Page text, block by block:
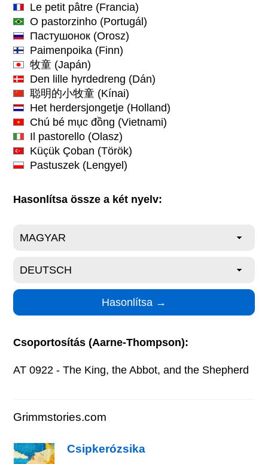
Le petit pâtre (Francia)
O pastorzinho (Portugál)
Пастушонок (Orosz)
Paimenpoika (Finn)
牧童 (Japán)
Den lille hyrdedreng (Dán)
聪明的小牧童 (Kínai)
Het herdersjongetje (Holland)
Chú bé mục đồng (Vietnami)
Il pastorello (Olasz)
Küçük Çoban (Török)
Pastuszek (Lengyel)
Hasonlítsa össze a két nyelv:
Csoportosítás (Aarne-Thompson):
AT 0922 - The King, the Abbot, and the Shepherd
Grimmstories.com
Csipkerózsika